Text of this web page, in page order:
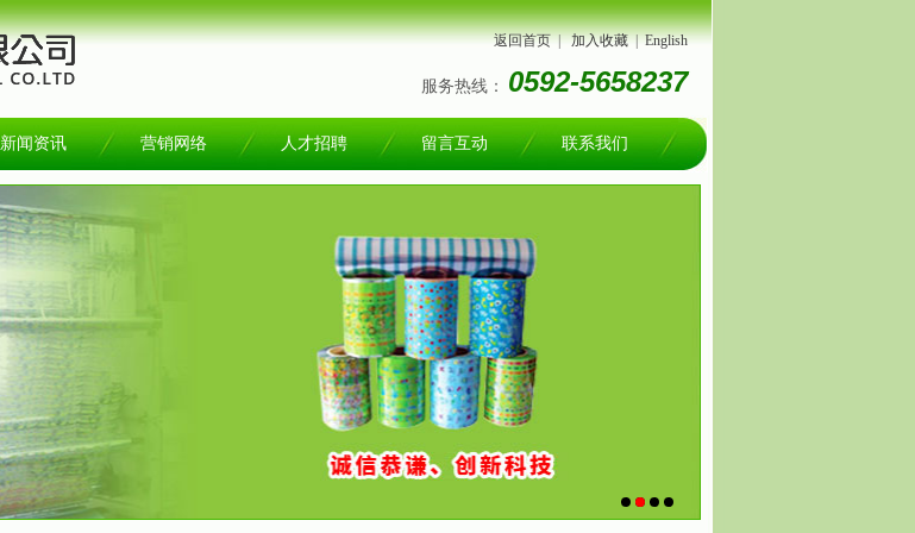
返回首页|加入收藏|English
服务热线： 0592-5658237
新闻资讯 营销网络 人才招聘 留言互动 联系我们
1 2 3 4